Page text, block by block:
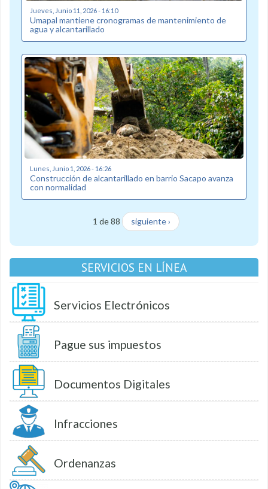
Jueves, Junio 11, 2026 - 16:10
Umapal mantiene cronogramas de mantenimiento de
agua y alcantarillado
Lunes, Junio 1, 2026 - 16:26
Construcción de alcantarillado en barrio Sacapo avanza
con normalidad
1 de 88 siguiente ›
SERVICIOS EN LÍNEA
Servicios Electrónicos
Pague sus impuestos
Documentos Digitales
Infracciones
Ordenanzas